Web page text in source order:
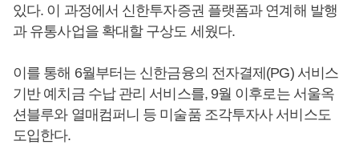
있다. 이 과정에서 신한투자증권 플랫폼과 연계해 발행
과 유통사업을 확대할 구상도 세웠다.
이를 통해 6월부터는 신한금융의 전자결제(PG) 서비스
기반 예치금 수납 관리 서비스를, 9월 이후로는 서울옥
션블루와 열매컴퍼니 등 미술품 조각투자사 서비스도
도입한다.